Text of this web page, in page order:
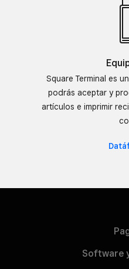
Square Terminal es
podrás aceptar y
artículos e imprimir
Software